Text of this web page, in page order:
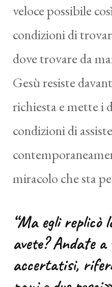
veloce possibile
condizioni di
dove trovare da
Gesù resiste
richiesta e mette i
condizioni di
miracolo che sta
“Ma egli replicò
avete? Andate
accertatisi,